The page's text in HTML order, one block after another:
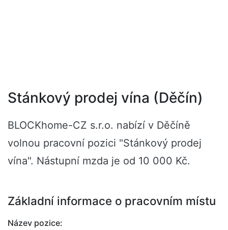
Stánkový prodej vína (Děčín)
BLOCKhome-CZ s.r.o. nabízí v Děčíně
volnou pracovní pozici "Stánkový prodej
vína". Nástupní mzda je od 10 000 Kč.
Základní informace o pracovním místu
Název pozice: